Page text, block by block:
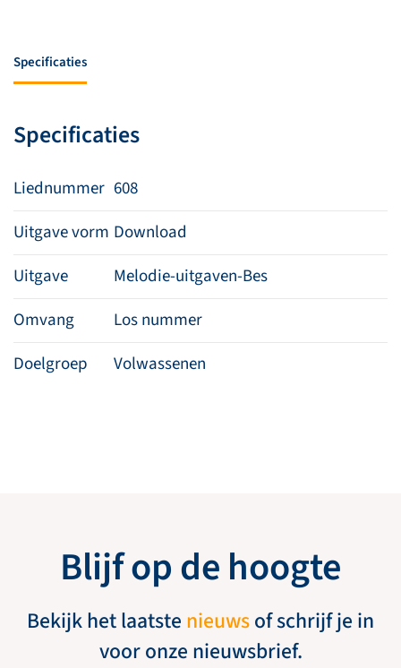
Geest,
Specificaties
Specificaties
Liednummer 608
Uitgave vorm Download
Uitgave
Melodie-uitgaven-Bes
Omvang
Los nummer
Doelgroep
Volwassenen
Blijf op de hoogte
Bekijk het laatste nieuwsof schrijf je in
voor onze nieuwsbrief.